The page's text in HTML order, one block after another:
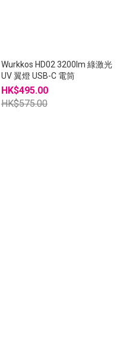
Wurkkos HD02 3200lm 綠激光
UV 翼燈 USB-C 電筒
HK$495.00
HK$575.00